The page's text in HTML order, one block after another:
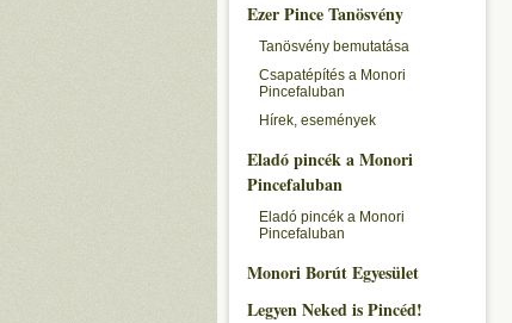
Ezer Pince Tanösvény
Tanösvény bemutatása
Csapatépítés a Monori
Pincefaluban
Hírek, események
Eladó pincék a Monori
Pincefaluban
Eladó pincék a Monori
Pincefaluban
Monori Borút Egyesület
Legyen Neked is Pincéd!